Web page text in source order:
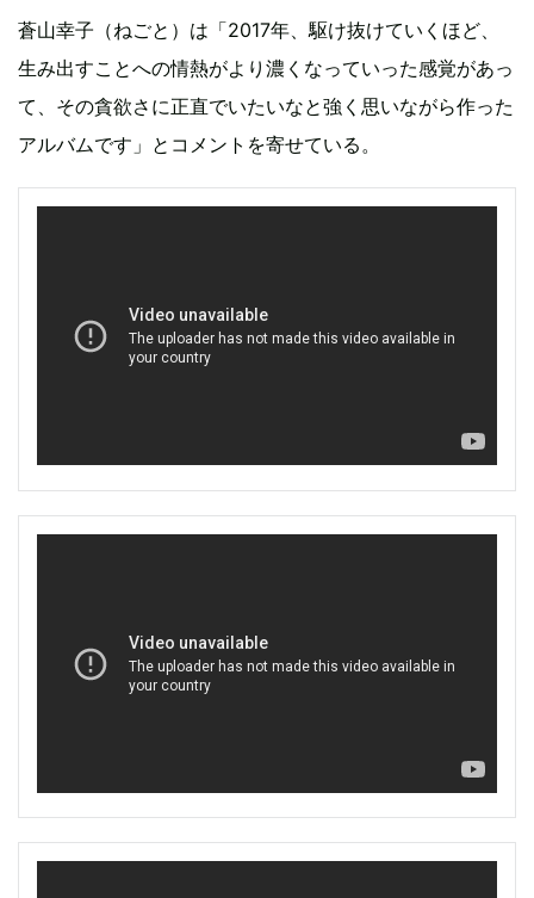
蒼山幸子（ねごと）は「2017年、駆け抜けていくほど、
生み出すことへの情熱がより濃くなっていった感覚があっ
て、その貪欲さに正直でいたいなと強く思いながら作った
アルバムです」とコメントを寄せている。